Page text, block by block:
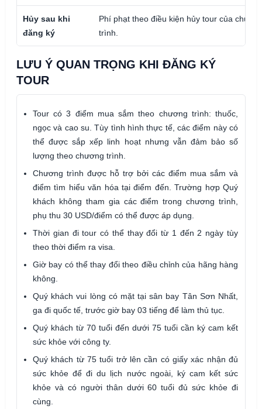
Hủy sau khi
đăng ký
Phí phạt theo điều kiện hủy tour của
trình.
LƯU Ý QUAN TRỌNG KHI ĐĂNG KÝ
TOUR
Tour có 3 điểm mua sắm theo chương trình: thuốc,
ngọc và cao su. Tùy tình hình thực tế, các điểm này có
thể được sắp xếp linh hoạt nhưng vẫn đảm bảo số
lượng theo chương trình.
Chương trình được hỗ trợ bởi các điểm mua sắm và
điểm tìm hiểu văn hóa tại điểm đến. Trường hợp Quý
khách không tham gia các điểm trong chương trình,
phụ thu 30 USD/điểm có thể được áp dụng.
Thời gian đi tour có thể thay đổi từ 1 đến 2 ngày tùy
theo thời điểm ra visa.
Giờ bay có thể thay đổi theo điều chỉnh của hãng hàng
không.
Quý khách vui lòng có mặt tại sân bay Tân Sơn Nhất,
ga đi quốc tế, trước giờ bay 03 tiếng để làm thủ tục.
Quý khách từ 70 tuổi đến dưới 75 tuổi cần ký cam kết
sức khỏe với công ty.
Quý khách từ 75 tuổi trở lên cần có giấy xác nhận đủ
sức khỏe để đi du lịch nước ngoài, ký cam kết sức
khỏe và có người thân dưới 60 tuổi đủ sức khỏe đi
cùng.